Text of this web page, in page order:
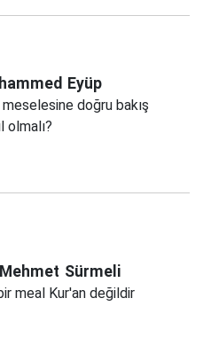
Eyüp
meselesine doğru bakış
olmalı?
Sürmeli
meal Kur'an değildir